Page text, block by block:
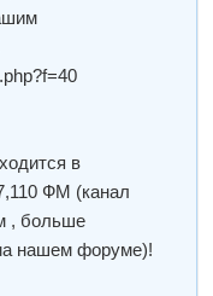
в
ФМ (канал
, больше
нашем форуме)!